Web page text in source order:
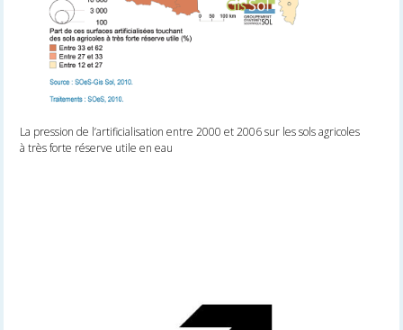
La pression de l’artificialisation entre 2000 et 2006 sur les sols agricoles
à très forte réserve utile en eau